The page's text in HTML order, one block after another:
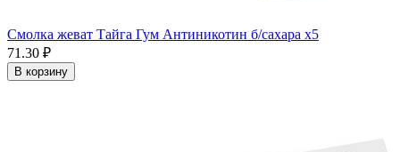
Смолка жеват Тайга Гум Антиникотин б/сахара x5
71.30 ₽
В корзину